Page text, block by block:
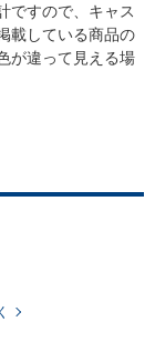
ですので、キャス
載している商品の
が違って見える場